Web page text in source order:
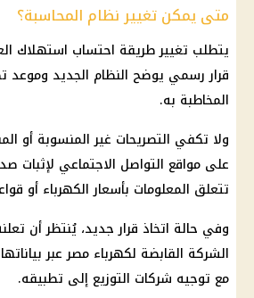
متى يمكن تغيير نظام المحاسبة؟
يتطلب تغيير طريقة احتساب استهلاك
قرار رسمي يوضح النظام الجديد وموعد
المخاطبة به.
ولا تكفي التصريحات غير المنسوبة أو
على مواقع التواصل الاجتماعي لإثبات
تتعلق المعلومات بأسعار الكهرباء أو
وفي حالة اتخاذ قرار جديد، يُنتظر أن
الشركة القابضة لكهرباء مصر عبر
مع توجيه شركات التوزيع إلى تطبيقه.